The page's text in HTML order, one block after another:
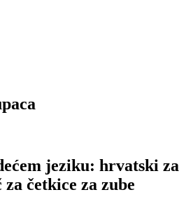
jeziku: hrvatski za
četkice za zube